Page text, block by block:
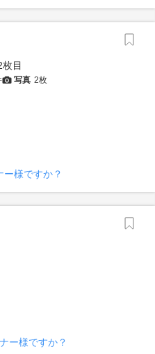
写真 2枚
ー様ですか？
ー様ですか？